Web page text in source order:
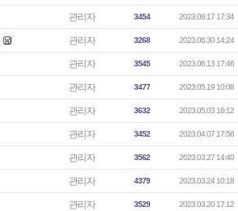
관리자 3454 2023.08.17 17:34
관리자 3268 2023.06.30 14:24
관리자 3545 2023.06.13 17:46
관리자 3477 2023.05.19 10:08
관리자 3632 2023.05.03 16:12
관리자 3452 2023.04.07 17:56
관리자 3562 2023.03.27 14:40
관리자 4379 2023.03.24 10:18
관리자 3529 2023.03.20 17:12